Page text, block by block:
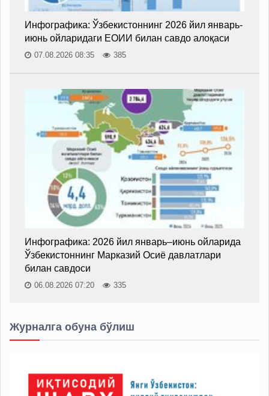
Инфографика: Ўзбекистоннинг 2026 йил январь-
июнь ойларидаги ЕОИИ билан савдо алоқаси
07.08.2026 08:35 385
Инфографика: 2026 йил январь–июнь ойларида
Ўзбекистоннинг Марказий Осиё давлатлари
билан савдоси
06.08.2026 07:20 335
Журналга обуна бўлиш